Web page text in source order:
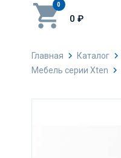
0
0 ₽
Главная Каталог
Мебель серии Xten